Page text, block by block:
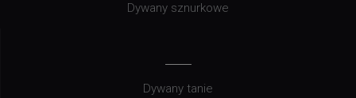
Dywany sznurkowe
Dywany tanie